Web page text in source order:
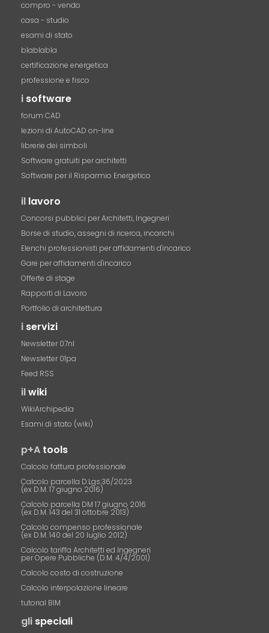
compro - vendo
casa - studio
esami di stato
blablabla
certificazione energetica
professione e fisco
i software
forum CAD
lezioni di AutoCAD on-line
librerie dei simboli
Software gratuiti per architetti
Software per il Risparmio Energetico
il lavoro
Concorsi pubblici per Architetti, Ingegneri
Borse di studio, assegni di ricerca, incarichi
Elenchi professionisti per affidamenti d'incarico
Gare per affidamenti d'incarico
Offerte di stage
Rapporti di Lavoro
Portfolio di architettura
i servizi
Newsletter 07nl
Newsletter 01pa
Feed RSS
ilwiki
WikiArchipedia
Esami di stato (wiki)
p+A tools
Calcolo fattura professionale
Calcolo parcella D.Lgs.36/2023
(ex D.M. 17 giugno 2016)
Calcolo parcella DM 17 giugno 2016
(ex D.M. 143 del 31 ottobre 2013)
Calcolo compenso professionale
(ex D.M. 140 del 20 luglio 2012)
Calcolo tariffa Architetti ed Ingegneri
per Opere Pubbliche (D.M. 4/4/2001)
Calcolo costo di costruzione
Calcolo interpolazione lineare
tutorial BIM
gli speciali